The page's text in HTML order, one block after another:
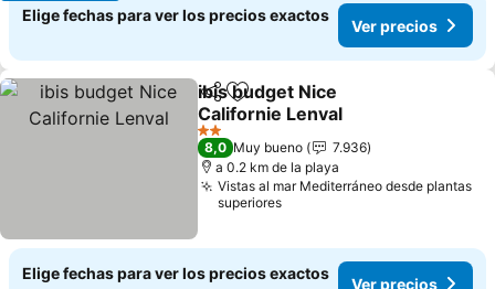
Elige fechas para ver los precios exactos
Ver precios
CompartirAgregar a favoritos
ibis budget Nice
Californie Lenval
2 Estrellas
8,0 Muy bueno
7.936
a 0.2 km de la playa
Vistas al mar Mediterráneo desde plantas
superiores
Elige fechas para ver los precios exactos
Ver precios